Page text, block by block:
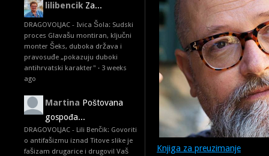
lilibencik Za...
DRAGOVOLJAC - Ivica Šola: Sudski
proces Glavašu montiran, ključni
monter Šeks, duboka država i
pravosuđe „pokazuju duboki
antihrvatski karakter" · 3 weeks
ago
Martina Poštovana
gospođa...
DRAGOVOLJAC - Lili Benčik: Govoriti
o antifašizmu iznad Titove slike je
fašizam drugarice i drugovi! Vaš
Knjiga za preuzimanje